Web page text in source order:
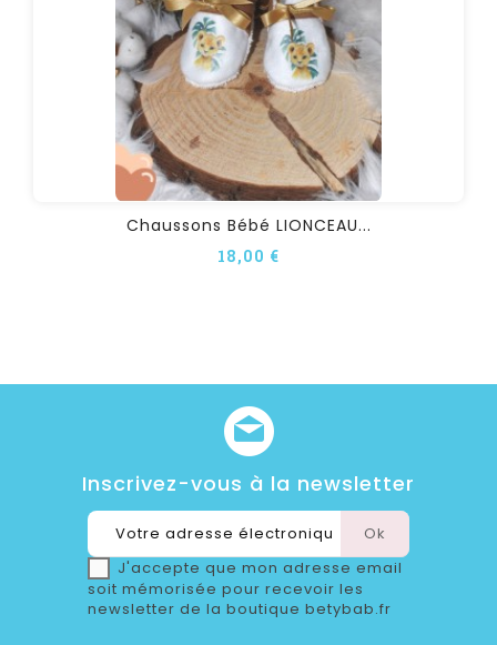
Chaussons Bébé LIONCEAU...
18,00 €
Inscrivez-vous à la newsletter
J'accepte que mon adresse email
soit mémorisée pour recevoir les
newsletter de la boutique betybab.fr